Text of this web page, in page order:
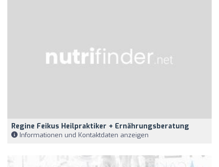
Regine Feikus Heilpraktiker + Ernährungsberatung
Informationen und Kontaktdaten anzeigen